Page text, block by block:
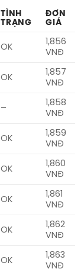
TÌNH
TRẠNG
ĐƠN
GIÁ
OK
1,856
VNĐ
OK
1,857
VNĐ
–
1,858
VNĐ
OK
1,859
VNĐ
OK
1,860
VNĐ
OK
1,861
VNĐ
OK
1,862
VNĐ
OK
1,863
VNĐ